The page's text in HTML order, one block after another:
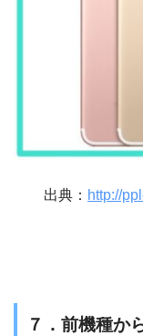
出典： http://
７．前機種か